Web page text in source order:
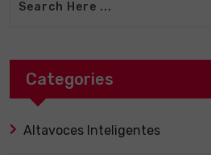
Categories
Altavoces Inteligentes